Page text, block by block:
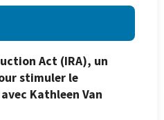
Act (IRA), un
stimuler le
Kathleen Van